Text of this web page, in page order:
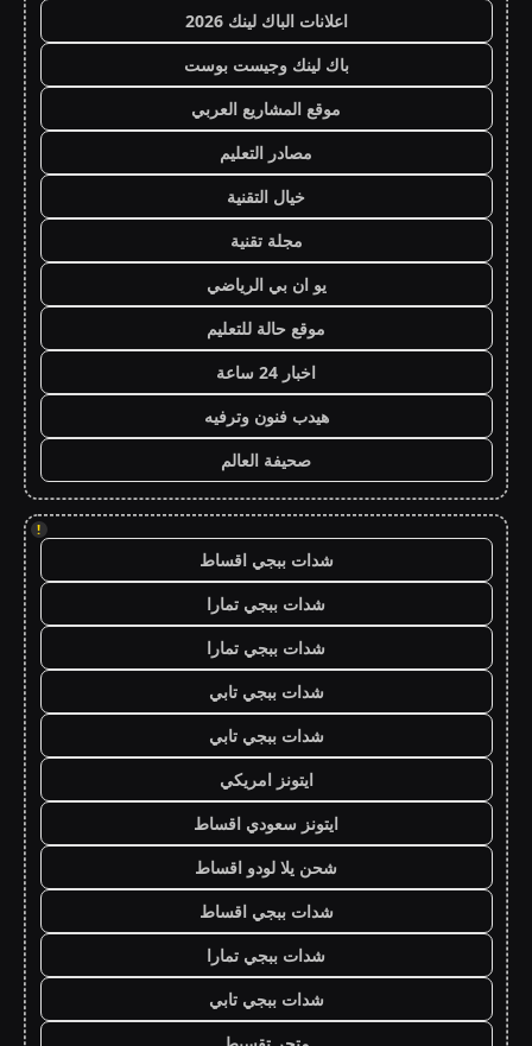
اعلانات الباك لينك 2026
باك لينك وجيست بوست
موقع المشاريع العربي
مصادر التعليم
خيال التقنية
مجلة تقنية
يو ان بي الرياضي
موقع حالة للتعليم
اخبار 24 ساعة
هيدب فنون وترفيه
صحيفة العالم
!
شدات ببجي اقساط
شدات ببجي تمارا
شدات ببجي تمارا
شدات ببجي تابي
شدات ببجي تابي
ايتونز امريكي
ايتونز سعودي اقساط
شحن يلا لودو اقساط
شدات ببجي اقساط
شدات ببجي تمارا
شدات ببجي تابي